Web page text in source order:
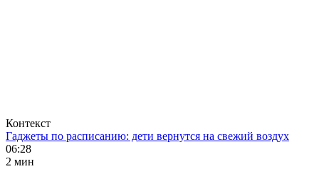
Контекст
Гаджеты по расписанию: дети вернутся на свежий воздух
06:28
2 мин